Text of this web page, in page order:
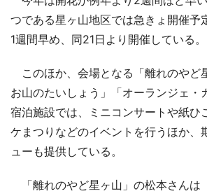
つである星ヶ山地区では急きょ開催予
1週間早め、同21日より開催している。
このほか、会場となる「離れのやど
お山のたいしょう」「オーランジェ・
宿泊施設では、ミニコンサートや紙ひ
ケまつりなどのイベントを行うほか、
ューも提供している。
「離れのやど星ヶ山」の松本さんは